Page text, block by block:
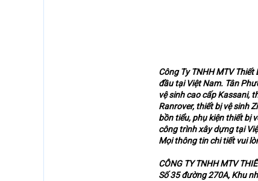
Công Ty TNHH MTV
đầu tại Việt Nam. Tân
vệ sinh cao cấp Kassani,
Ranrover, thiết bị vệ sinh
bồn tiểu, phụ kiện thiết bị
công trình xây dựng tại
Mọi thông tin chi tiết vui
CÔNG TY TNHH MTV
Số 35 đường 270A, Khu